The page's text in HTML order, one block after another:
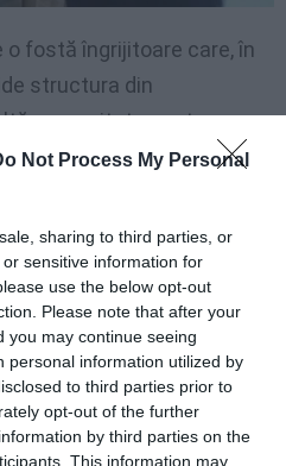
Not Process My Personal
sharing to third parties, or
sensitive information for
use the below opt-out
Please note that after your
you may continue seeing
personal information utilized by
to third parties prior to
opt-out of the further
by third parties on the
This information may
o fostă îngrijitoare care, în
structura din
comunitate pentru
neregulilor administrative.
angajate, ci au fost
proprietară ca „prietene
calificări care să permită
interceptările și
un „climat de
față de persoanele în